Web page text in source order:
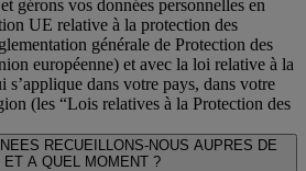
gérons vos données personnelles en
UE relative à la protection des
générale de Protection des
européenne) et avec la loi relative à la
s’applique dans votre pays, dans votre
(les “Lois relatives à la Protection des
RECUEILLONS-NOUS AUPRES DE
ET A QUEL MOMENT ?